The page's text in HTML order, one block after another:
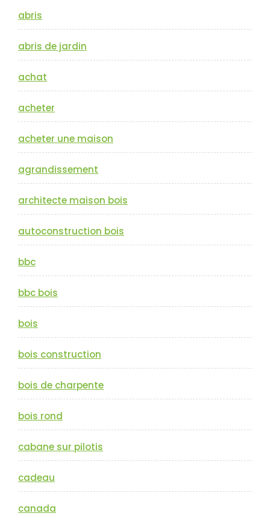
abris
abris de jardin
achat
acheter
acheter une maison
agrandissement
architecte maison bois
autoconstruction bois
bbc
bbc bois
bois
bois construction
bois de charpente
bois rond
cabane sur pilotis
cadeau
canada